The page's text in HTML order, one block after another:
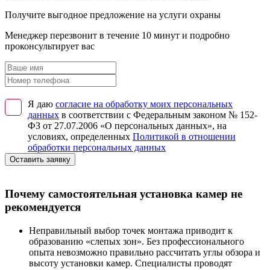
Получите выгодное предложение на услуги охраны
Менеджер перезвонит в течение 10 минут и подробно
проконсультирует вас
Я даю согласие на обработку моих персональных
данных в соответствии с Федеральным законом № 152-
ФЗ от 27.07.2006 «О персональных данных», на
условиях, определенных Политикой в отношении
обработки персональных данных
Оставить заявку
Почему самостоятельная установка камер не
рекомендуется
Неправильный выбор точек монтажа приводит к
образованию «слепых зон». Без профессионального
опыта невозможно правильно рассчитать углы обзора и
высоту установки камер. Специалисты проводят